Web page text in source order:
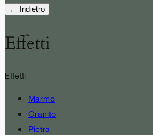
← Indietro
Effetti
Effetti
Marmo
Granito
Pietra